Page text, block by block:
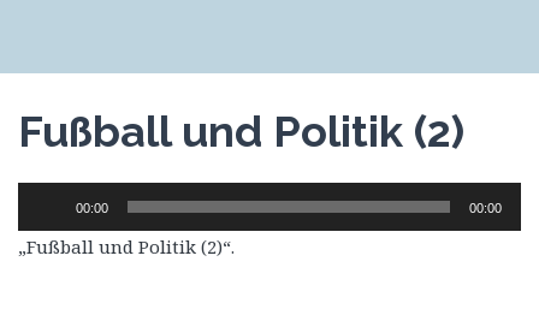
Fußball und Politik (2)
Player
00:00 00:00
„Fußball und Politik (2)“.